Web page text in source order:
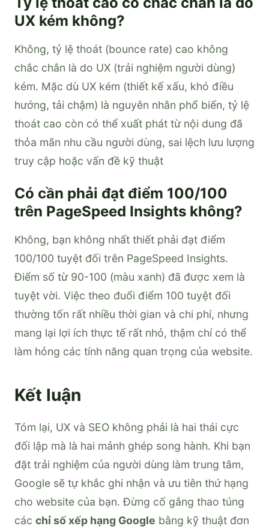
UX kém không?
Không, tỷ lệ thoát (bounce rate) cao không
chắc chắn là do UX (trải nghiệm người dùng)
kém. Mặc dù UX kém (thiết kế xấu, khó điều
hướng, tải chậm) là nguyên nhân phổ biến, tỷ lệ
thoát cao còn có thể xuất phát từ nội dung đã
thỏa mãn nhu cầu người dùng, sai lệch lưu lượng
truy cập hoặc vấn đề kỹ thuật
Có cần phải đạt điểm 100/100
trên PageSpeed Insights không?
Không, bạn không nhất thiết phải đạt điểm
100/100 tuyệt đối trên PageSpeed Insights.
Điểm số từ 90-100 (màu xanh) đã được xem là
tuyệt vời. Việc theo đuổi điểm 100 tuyệt đối
thường tốn rất nhiều thời gian và chi phí, nhưng
mang lại lợi ích thực tế rất nhỏ, thậm chí có thể
làm hỏng các tính năng quan trọng của website.
Kết luận
Tóm lại, UX và SEO không phải là hai thái cực
đối lập mà là hai mảnh ghép song hành. Khi bạn
đặt trải nghiệm của người dùng làm trung tâm,
Google sẽ tự khắc ghi nhận và ưu tiên thứ hạng
cho website của bạn. Đừng cố gắng thao túng
các chỉ số xếp hạng Google bằng kỹ thuật đơn